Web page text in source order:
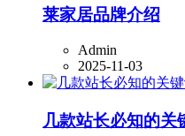
莱家居品牌介绍
Admin
2025-11-03
几款站长必知的关